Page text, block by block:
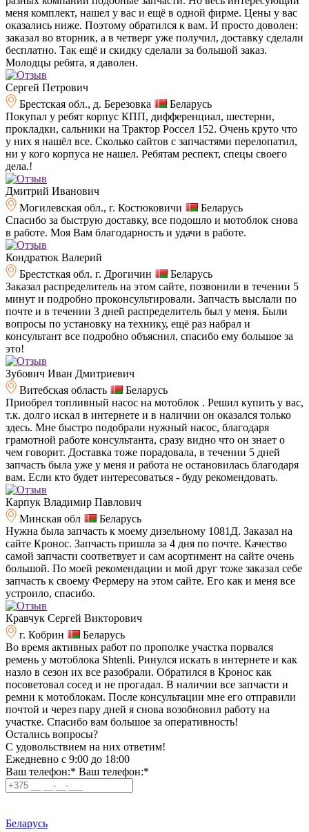
меня комплект, нашел у вас и ещё в одной фирме. Цены у вас
оказались ниже. Поэтому обратился к вам. И просто доволен:
заказал во вторник, а в четверг уже получил, доставку сделали
бесплатно. Так ещё и скидку сделали за большой заказ.
Молодцы ребята, я даволен.
Сергей Петрович
Брестская обл., д. Березовка
Беларусь
Покупал у ребят корпус КПП, дифференциал, шестерни,
прокладки, сальники на Трактор Россел 152. Очень круто что
у них я нашёл все. Сколько сайтов с запчастями перелопатил,
ни у кого корпуса не нашел. Ребятам респект, спецы своего
дела.!
Дмитрий Иванович
Могилевская обл., г. Костюковичи
Беларусь
Спасибо за быструю доставку, все подошло и мотоблок снова
в работе. Моя Вам благодарность и удачи в работе.
Кондратюк Валерий
Брестсткая обл. г. Дрогичин
Беларусь
Заказал распределитель на этом сайте, позвонили в течении 5
минут и подробно проконсультировали. Запчасть выслали по
почте и в течении 3 дней распределитель был у меня. Были
вопросы по установку на технику, ещё раз набрал и
консультант все подробно объяснил, спасибо ему большое за
это!
Зубович Иван Дмитриевич
Витебская область
Беларусь
Приобрел топливный насос на мотоблок . Решил купить у вас,
т.к. долго искал в интернете и в наличии он оказался только
здесь. Мне быстро подобрали нужный насос, благодаря
грамотной работе консультанта, сразу видно что он знает о
чем говорит. Доставка тоже порадовала, в течении 5 дней
запчасть была уже у меня и работа не остановилась благодаря
вам. Если кто будет интересоваться - буду рекомендовать.
Карпук Владимир Павлович
Минская обл
Беларусь
Нужна была запчасть к моему дизельному 1081Д. Заказал на
сайте Кронос. Запчасть пришла за 4 дня по почте. Качество
самой запчасти соответвует и сам асортимент на сайте очень
большой. По моей рекомендации и мой друг тоже заказал себе
запчасть к своему Фермеру на этом сайте. Его как и меня все
устроило, спасибо.
Кравчук Сергей Викторович
г. Кобрин
Беларусь
Во время активных работ по прополке участка порвался
ремень у мотоблока Shtenli. Ринулся искать в интернете и как
назло в сезон их все разобрали. Обратился в Кронос как
посоветовал сосед и не прогадал. В наличии все запчасти и
ремни к мотоблокам. После консультации мне его отправили
почтой и через пару дней я снова возобновил работу на
участке. Спасибо вам большое за оперативность!
Остались вопросы?
C удовольствием на них ответим!
Ежедневно с 9:00 до 18:00
Ваш телефон:* Ваш телефон:*
Беларусь